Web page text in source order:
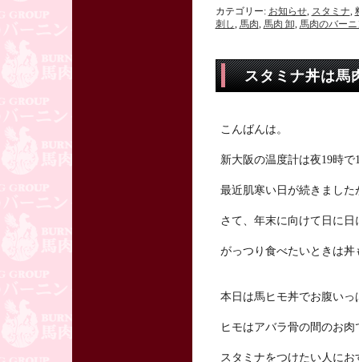
カテゴリー: お知らせ, スタミナ
刺し
馬肉 馬肉 卸 馬肉のバー
スタミナ丼は馬
こんばんは。
新大阪の温度計は夜19時
最近肌寒い日が続きまし
さて、年末に向けて日に
がっつり食べたいときは
本日は馬ヒモ丼でお腹い
ヒモはアバラ骨の間のお肉
スタミナをつけたい人に